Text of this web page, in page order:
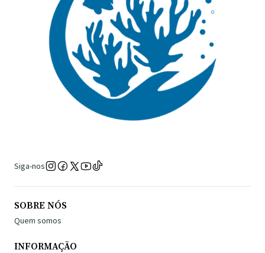
Siga-nos
SOBRE NÓS
Quem somos
INFORMAÇÃO